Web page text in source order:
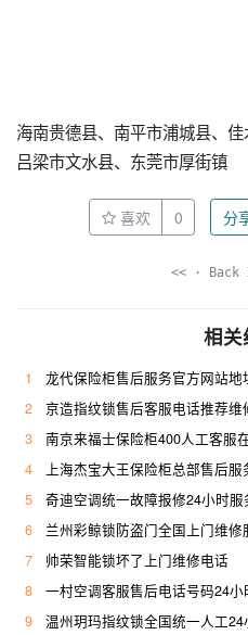
海南贵德县、南平市浦城县、佳
吕梁市文水县、东莞市厚街镇
喜欢 0 分
<< · Back
相关
1
龙代保险柜售后服务官方网站地
2
京造指纹锁售后客服电话推荐维
3
南京来福士保险柜400人工客服
4
上海杰宝大王保险柜总部售后服务
5
奇迪空调统一故障报修24小时服
6
兰州彩鲸锁防盗门全国上门维修
7
帅荣智能锁坏了上门维修电话
8
一村空调客服售后电话号码24
9
温州玥玛指纹锁全国统一人工24